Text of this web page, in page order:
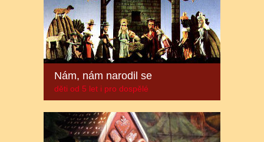
Nám, nám narodil se
děti od 5 let i pro dospělé